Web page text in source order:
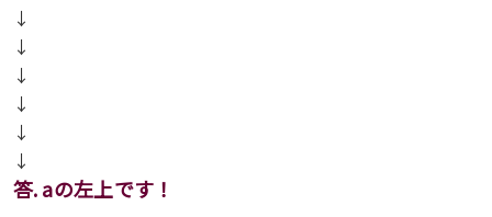
↓
↓
↓
↓
↓
↓
答. aの左上です！